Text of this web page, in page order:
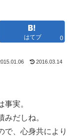
はてブ 0
2016.03.14
実。
だしね。
で、心身共により